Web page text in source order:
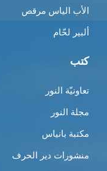
الأب الياس مرقص
ألبير لحّام
كتب
تعاونيّة النور
مجلة النور
مكتبة بانياس
منشورات دير الحرف